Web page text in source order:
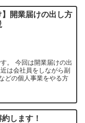
】開業届けの出し方
。 今回は開業届けの出
は会社員をしながら副
どの個人事業をやる方
します！